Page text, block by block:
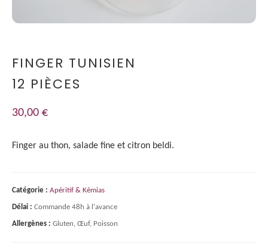
FINGER TUNISIEN
12 PIÈCES
30,00 €
Finger au thon, salade fine et citron beldi.
Catégorie : Apéritif & Kémias
Délai : Commande 48h à l'avance
Allergènes : Gluten, Œuf, Poisson